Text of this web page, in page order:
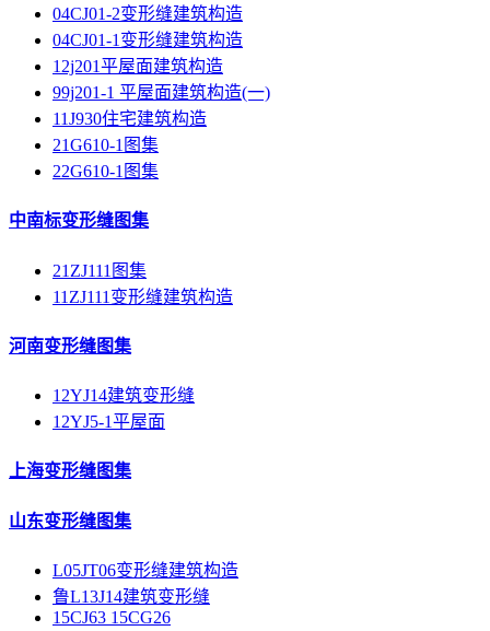
04CJ01-2变形缝建筑构造
04CJ01-1变形缝建筑构造
12j201平屋面建筑构造
99j201-1 平屋面建筑构造(一)
11J930住宅建筑构造
21G610-1图集
22G610-1图集
中南标变形缝图集
21ZJ111图集
11ZJ111变形缝建筑构造
河南变形缝图集
12YJ14建筑变形缝
12YJ5-1平屋面
上海变形缝图集
山东变形缝图集
L05JT06变形缝建筑构造
鲁L13J14建筑变形缝
15CJ63 15CG26